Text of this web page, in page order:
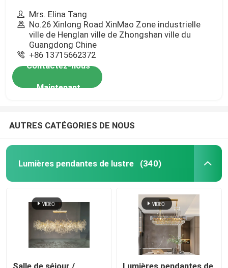
Mrs. Elina Tang
No.26 Xinlong Road XinMao Zone industrielle
ville de Henglan ville de Zhongshan ville du
Guangdong Chine
+86 13715662372
Contactez-nous
Maintenant
AUTRES CATÉGORIES DE NOUS
Lumières pendantes de lustre (340)